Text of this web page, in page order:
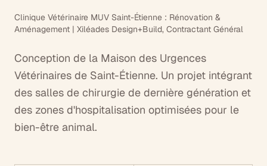
Clinique Vétérinaire MUV Saint-Étienne : Rénovation &
Aménagement | Xiléades Design+Build, Contractant Général
Conception de la Maison des Urgences
Vétérinaires de Saint-Étienne. Un projet intégrant
des salles de chirurgie de dernière génération et
des zones d'hospitalisation optimisées pour le
bien-être animal.